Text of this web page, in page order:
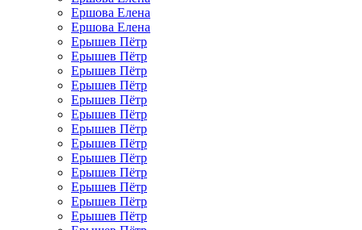
Ершова Елена
Ершова Елена
Ерышев Пётр
Ерышев Пётр
Ерышев Пётр
Ерышев Пётр
Ерышев Пётр
Ерышев Пётр
Ерышев Пётр
Ерышев Пётр
Ерышев Пётр
Ерышев Пётр
Ерышев Пётр
Ерышев Пётр
Ерышев Пётр